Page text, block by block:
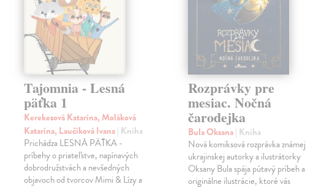
Tajomnia - Lesná
päťka 1
Kerekesová Katarína, Moláková
Katarína, Laučíková Ivana| Kniha
Prichádza LESNÁ PÄŤKA -
príbehy o priateľstve, napínavých
dobrodružstvách a nevšedných
objavoch od tvorcov Mimi & Lízy a
Rozprávky pre
mesiac. Nočná
čarodejka
Bula Oksana| Kniha
Nová komiksová rozprávka známej
ukrajinskej autorky a ilustrátorky
Oksany Bula spája pútavý príbeh a
originálne ilustrácie, ktoré vás